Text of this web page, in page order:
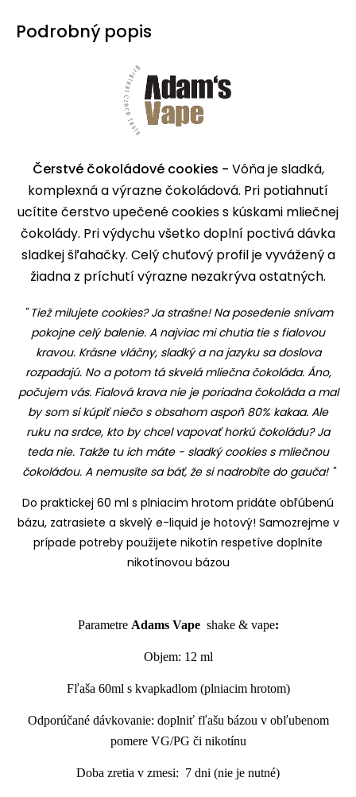
Podrobný popis
Čerstvé čokoládové cookies - Vôňa je sladká,
komplexná a výrazne čokoládová. Pri potiahnutí
ucítite čerstvo upečené cookies s kúskami mliečnej
čokolády. Pri výdychu všetko doplní poctivá dávka
sladkej šľahačky. Celý chuťový profil je vyvážený a
žiadna z príchutí výrazne nezakrýva ostatných.
"Tiež milujete cookies? Ja strašne! Na posedenie snívam
pokojne celý balenie. A najviac mi chutia tie s fialovou
kravou. Krásne vláčny, sladký a na jazyku sa doslova
rozpadajú. No a potom tá skvelá mliečna čokoláda. Áno,
počujem vás. Fialová krava nie je poriadna čokoláda a mal
by som si kúpiť niečo s obsahom aspoň 80% kakaa. Ale
ruku na srdce, kto by chcel vapovať horkú čokoládu? Ja
teda nie. Takže tu ich máte - sladký cookies s mliečnou
čokoládou. A nemusíte sa báť, že si nadrobíte do gauča! "
Do praktickej 60 ml s plniacim hrotom pridáte obľúbenú
bázu, zatrasiete a skvelý e-liquid je hotový! Samozrejme v
prípade potreby použijete nikotín respetíve doplníte
nikotínovou bázou
Parametre Adams Vapeshake & vape:
Objem: 12 ml
Fľaša 60ml s kvapkadlom (plniacim hrotom)
Odporúčané dávkovanie: doplniť fľašu bázou v obľubenom
pomere VG/PG či nikotínu
Doba zretia v zmesi: 7 dni (nie je nutné)